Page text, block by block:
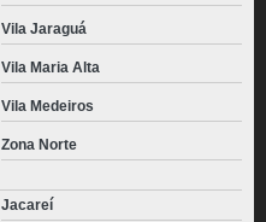
Vila Jaraguá
Vila Maria Alta
Vila Medeiros
Zona Norte
Jacareí